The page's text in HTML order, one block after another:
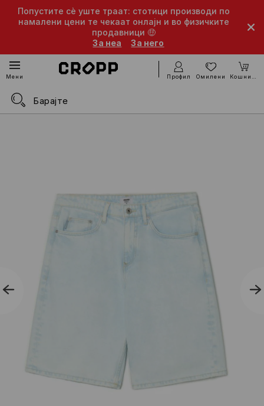
Попустите сè уште траат: стотици производи по
намалени цени те чекаат онлајн и во физичките
продавници 🤑
За неа
За него
Мени Профил Омилени Кошничка